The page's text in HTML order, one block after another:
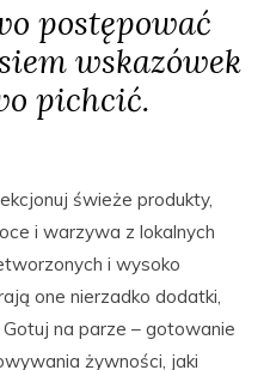
postępować
wskazówek
pichcić.
świeże produkty,
i warzywa z lokalnych
i wysoko
one nierzadko dodatki,
na parze – gotowanie
żywności, jaki